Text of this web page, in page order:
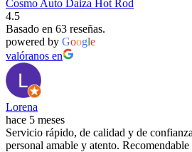
Cosmo Auto Daiza Hot Rod
4.5
Basado en 63 reseñas.
powered by Google
valóranos en
Lorena
hace 5 meses
Servicio rápido, de calidad y de
personal amable y atento.